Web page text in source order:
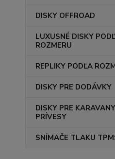
DISKY OFFROAD
LUXUSNÉ DISKY
ROZMERU
REPLIKY PODĽA
DISKY PRE DODÁVKY
DISKY PRE
PRÍVESY
SNÍMAČE TLAKU